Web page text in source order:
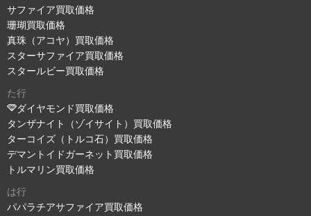
サファイア買取価格
珊瑚買取価格
真珠（アコヤ）買取価格
スターサファイア買取価格
スタールビー買取価格
た行
ダイヤモンド買取価格
タンザナイト（ゾイサイト）買取価格
ターコイズ（トルコ石）買取価格
デマントイドガーネット買取価格
トルマリン買取価格
は行
パパラチアサファイア買取価格